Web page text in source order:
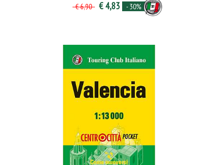
€ 6,90 € 4,83 - 30%